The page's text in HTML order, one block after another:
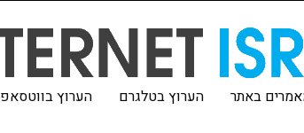
באתר הערוץ בטלגרם הערוץ בווטסאפ